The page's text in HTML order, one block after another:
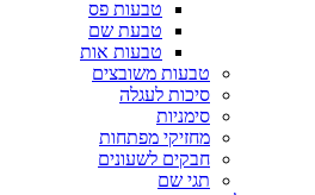
טבעות פס
טבעת שם
טבעות אות
טבעות משובצים
סיכות לעגלה
סימניות
מחזיקי מפתחות
חבקים לשעונים
תגי שם